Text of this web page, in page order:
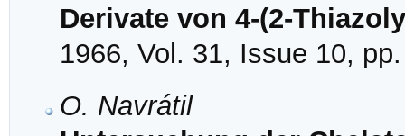
Derivate von 4-(2-
1966, Vol. 31, Issue 10,
O. Navrátil